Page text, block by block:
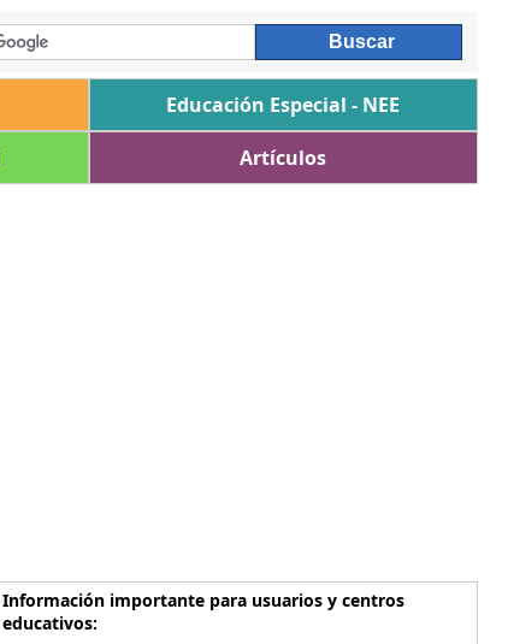
Educación Especial - NEE
Artículos
Información importante para usuarios y centros
educativos: